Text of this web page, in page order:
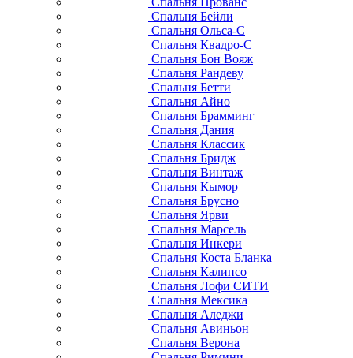
Спальня Бейли
Спальня Ольса-С
Спальня Квадро-С
Спальня Бон Вояж
Спальня Рандеву
Спальня Бетти
Спальня Айно
Спальня Брамминг
Спальня Дания
Спальня Классик
Спальня Бридж
Спальня Винтаж
Спальня Кымор
Спальня Брусно
Спальня Ярви
Спальня Марсель
Спальня Инкери
Спальня Коста Бланка
Спальня Калипсо
Спальня Лофи СИТИ
Спальня Мексика
Спальня Аледжи
Спальня Авиньон
Спальня Верона